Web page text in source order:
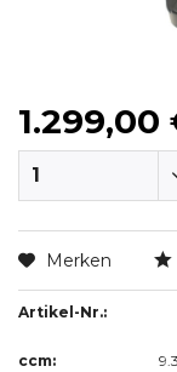
1.299,00
Merken
Artikel-Nr.:
ccm: